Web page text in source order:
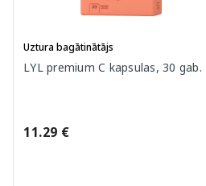
Uztura bagātinātājs
LYL premium C kapsulas, 30 gab.
11.29 €